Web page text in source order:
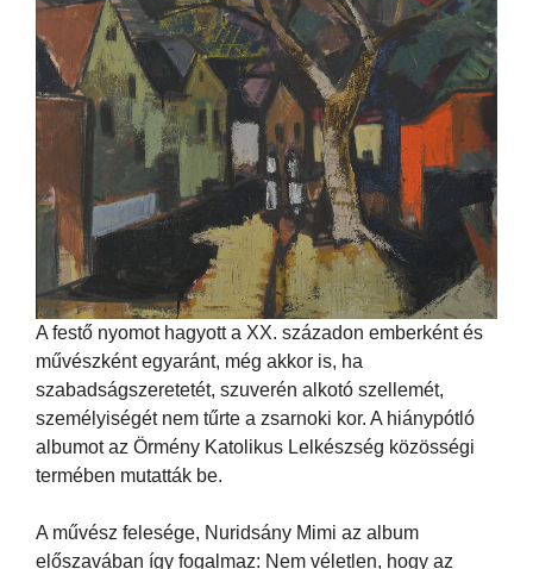
A festő nyomot hagyott a XX. századon emberként és
művészként egyaránt, még akkor is, ha
szabadságszeretetét, szuverén alkotó szellemét,
személyiségét nem tűrte a zsarnoki kor. A hiánypótló
albumot az Örmény Katolikus Lelkészség közösségi
termében mutatták be.
A művész felesége, Nuridsány Mimi az album
előszavában így fogalmaz: Nem véletlen, hogy az